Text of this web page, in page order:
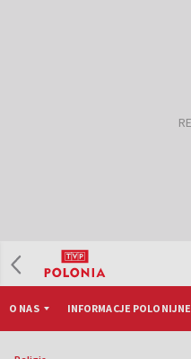
O NAS INFORMACJE POLONIJNE